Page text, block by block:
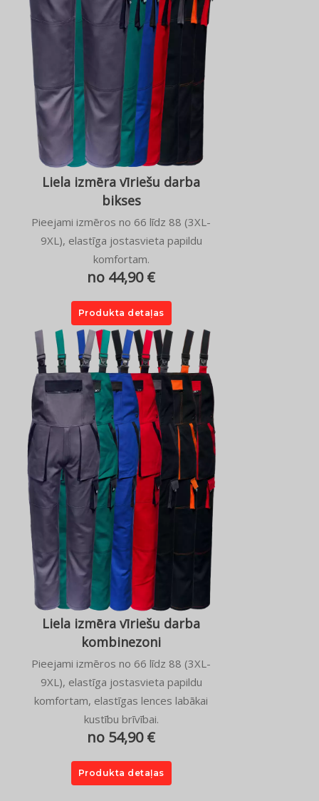
Liela izmēra vīriešu darba
bikses
Pieejami izmēros no 66 līdz 88 (3XL-
9XL), elastīga jostasvieta papildu
komfortam.
no 44,90 €
Produkta detaļas
Liela izmēra vīriešu darba
kombinezoni
Pieejami izmēros no 66 līdz 88 (3XL-
9XL), elastīga jostasvieta papildu
komfortam, elastīgas lences labākai
kustību brīvībai.
no 54,90 €
Produkta detaļas